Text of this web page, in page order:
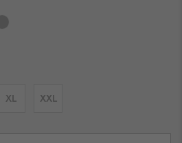
XL XXL